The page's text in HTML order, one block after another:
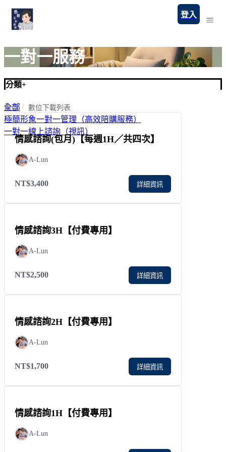
登入
一對一服務
分類+
全部
極簡形象一對一管理（高效陪購服務）
一對一線上諮詢（視訊）
首頁 數位下載列表
情感諮詢(包月)【每週1H／共四次】
A-Lun
NT$3,400 詳細資訊
情感諮詢3H【付費專用】
A-Lun
NT$2,500 詳細資訊
情感諮詢2H【付費專用】
A-Lun
NT$1,700 詳細資訊
情感諮詢1H【付費專用】
A-Lun